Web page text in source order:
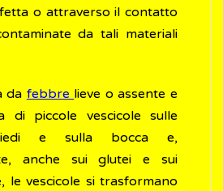
o attraverso il contatto
da tali materiali
da febbre lieve o assente e
di piccole vescicole sulle
e sulla bocca e,
anche sui glutei e sui
le vescicole si trasformano